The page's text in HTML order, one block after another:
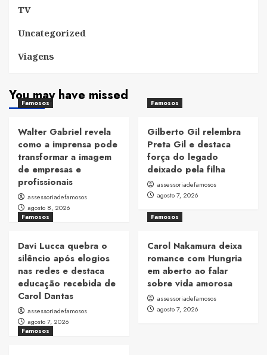
TV
Uncategorized
Viagens
You may have missed
Famosos
Walter Gabriel revela
como a imprensa pode
transformar a imagem
de empresas e
profissionais
assessoriadefamosos
agosto 8, 2026
Famosos
Gilberto Gil relembra
Preta Gil e destaca
força do legado
deixado pela filha
assessoriadefamosos
agosto 7, 2026
Famosos
Davi Lucca quebra o
silêncio após elogios
nas redes e destaca
educação recebida de
Carol Dantas
assessoriadefamosos
agosto 7, 2026
Famosos
Carol Nakamura deixa
romance com Hungria
em aberto ao falar
sobre vida amorosa
assessoriadefamosos
agosto 7, 2026
Famosos